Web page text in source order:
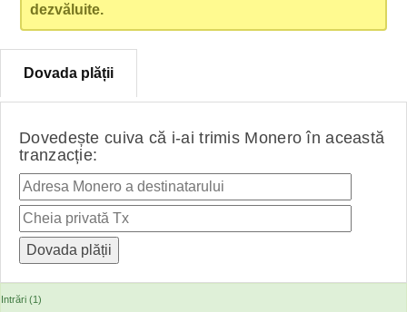
dezvăluite.
Dovada plății
Dovedește cuiva că i-ai trimis Monero în această
tranzacție:
Intrări (1)